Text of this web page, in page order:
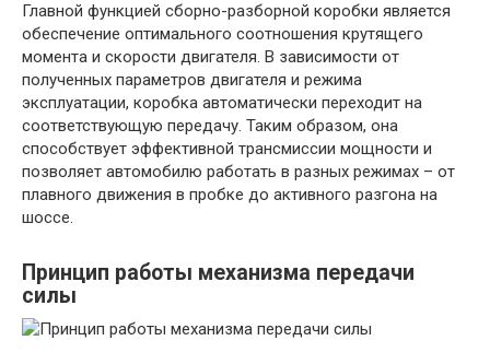
Главной функцией сборно-разборной коробки является
обеспечение оптимального соотношения крутящего
момента и скорости двигателя. В зависимости от
полученных параметров двигателя и режима
эксплуатации, коробка автоматически переходит на
соответствующую передачу. Таким образом, она
способствует эффективной трансмиссии мощности и
позволяет автомобилю работать в разных режимах – от
плавного движения в пробке до активного разгона на
шоссе.
Принцип работы механизма передачи
силы